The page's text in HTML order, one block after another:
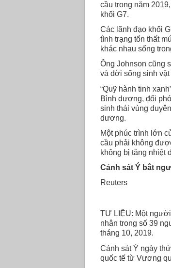
cầu trong năm
khối G7.
Các lãnh đạo khối
tình trạng tổn thất
khác nhau sống
Ông Johnson cũng
và đời sống sinh
“Quỹ hành tinh
Bình dương, đối
sinh thái vùng
dương.
Một phúc trình lớn
cầu phải không
không bị tăng nhiệt
Cảnh sát Ý bắt
Reuters
TƯ LIỆU: Một
nhân trong số 39
tháng 10, 2019.
Cảnh sát Ý ngày
quốc tế từ Vương